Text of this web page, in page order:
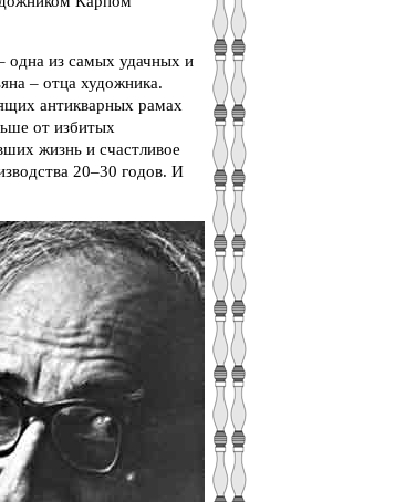
одна из самых удачных и
– отца художника.
антикварных рамах
от избитых
жизнь и счастливое
20–30 годов. И